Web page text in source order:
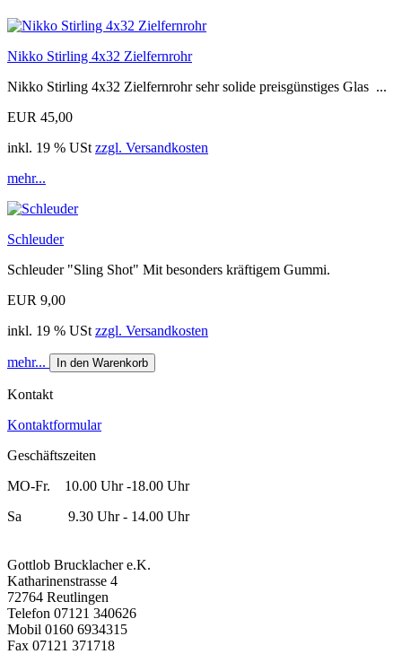
Nikko Stirling 4x32 Zielfernrohr
Nikko Stirling 4x32 Zielfernrohr sehr solide preisgünstiges Glas ...
EUR 45,00
inkl. 19 % USt zzgl. Versandkosten
mehr...
Schleuder
Schleuder "Sling Shot" Mit besonders kräftigem Gummi.
EUR 9,00
inkl. 19 % USt zzgl. Versandkosten
mehr... In den Warenkorb
Kontakt
Kontaktformular
Geschäftszeiten
MO-Fr. 10.00 Uhr -18.00 Uhr
Sa 9.30 Uhr - 14.00 Uhr
Gottlob Brucklacher e.K.
Katharinenstrasse 4
72764 Reutlingen
Telefon 07121 340626
Mobil 0160 6934315
Fax 07121 371718